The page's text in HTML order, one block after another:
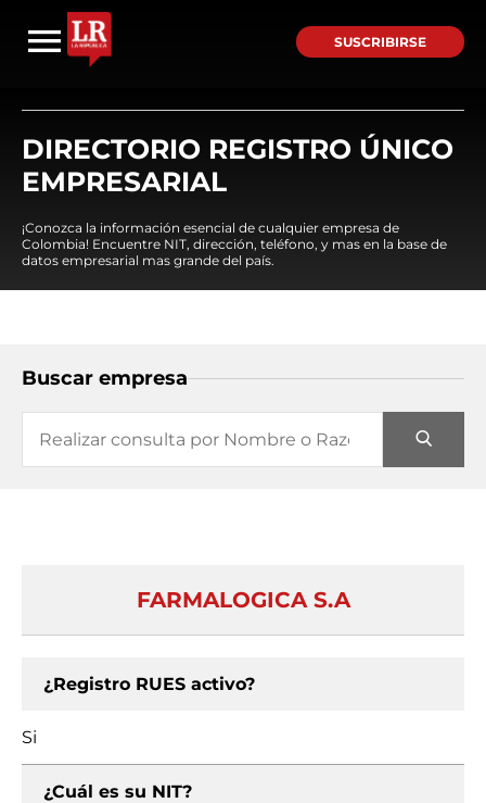
SUSCRIBIRSE
DIRECTORIO REGISTRO ÚNICO
EMPRESARIAL
¡Conozca la información esencial de cualquier empresa de
Colombia! Encuentre NIT, dirección, teléfono, y mas en la base de
datos empresarial mas grande del país.
Buscar empresa
FARMALOGICA S.A
¿Registro RUES activo?
Si
¿Cuál es su NIT?